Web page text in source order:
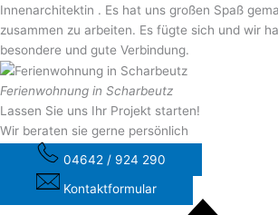
Innenarchitektin . Es hat uns großen Spaß
zusammen zu arbeiten. Es fügte sich und wir
besondere und gute Verbindung.
Ferienwohnung in Scharbeutz
Lassen Sie uns Ihr Projekt starten!
Wir beraten sie gerne persönlich
04642 / 924 290
Kontaktformular